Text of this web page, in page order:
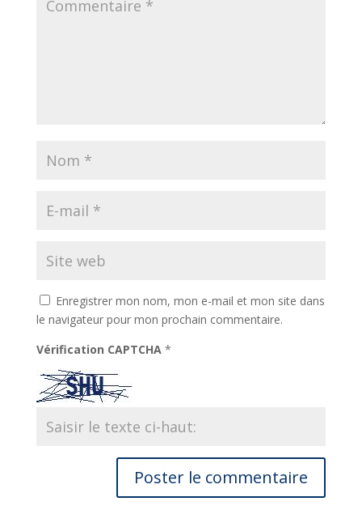
Enregistrer mon nom, mon e-mail et mon site dans
le navigateur pour mon prochain commentaire.
Vérification CAPTCHA *